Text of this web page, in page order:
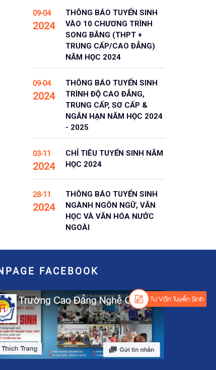
09-04
2024
THÔNG BÁO TUYỂN SINH
VÀO 10 CHƯƠNG TRÌNH
SONG BẰNG (THPT +
TRUNG CẤP/CAO ĐẲNG)
NĂM HỌC 2024
09-04
2024
THÔNG BÁO TUYỂN SINH
TRÌNH ĐỘ CAO ĐẲNG,
TRUNG CẤP, SƠ CẤP &
NGẮN HẠN NĂM HỌC 2024
- 2025
03-11
2024
CHỈ TIÊU TUYỂN SINH NĂM
HỌC 2024
28-11
2024
THÔNG BÁO TUYỂN SINH
NGÀNH NGÔN NGỮ, VĂN
HỌC VÀ VĂN HÓA NƯỚC
NGOÀI
FACEBOOK